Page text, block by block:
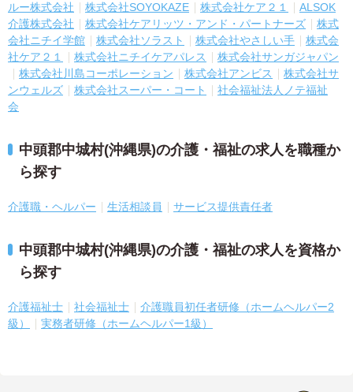
ルー株式会社
株式会社SOYOKAZE 株式会社ケア２１
ALSOK
介護株式会社
株式会社ケアリッツ・アンド・パートナーズ
株式
会社ニチイ学館
株式会社ソラスト 株式会社やさしい手
株式会
社ケア２１
株式会社ニチイケアパレス
株式会社サンガジャパン
株式会社川島コーポレーション
株式会社アンビス
株式会社サ
ンウェルズ
株式会社スーパー・コート
社会福祉法人ノテ福祉
会
中頭郡中城村(沖縄県)の介護・福祉の求人を職種か
ら探す
介護職・ヘルパー 生活相談員 サービス提供責任者
中頭郡中城村(沖縄県)の介護・福祉の求人を資格か
ら探す
介護福祉士 社会福祉士
介護職員初任者研修（ホームヘルパー2
級）
実務者研修（ホームヘルパー1級）